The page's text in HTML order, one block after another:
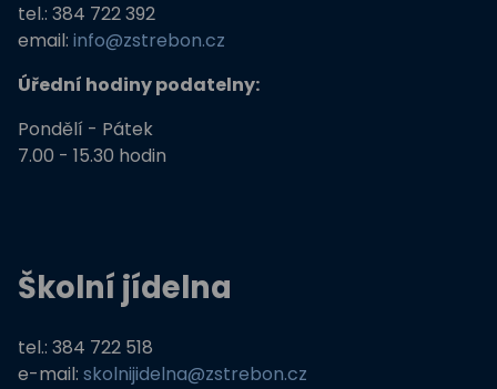
tel.: 384 722 392
email: info@zstrebon.cz
Úřední hodiny podatelny:
Pondělí - Pátek
7.00 - 15.30 hodin
Školní jídelna
tel.: 384 722 518
e-mail: skolnijidelna@zstrebon.cz